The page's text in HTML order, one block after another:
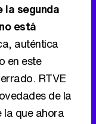
la segunda
está
auténtica
en este
RTVE
de la
la que ahora